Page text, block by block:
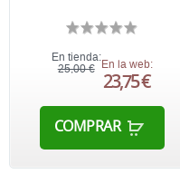
En tienda:
25,00 € En la web:
23,75 €
COMPRAR